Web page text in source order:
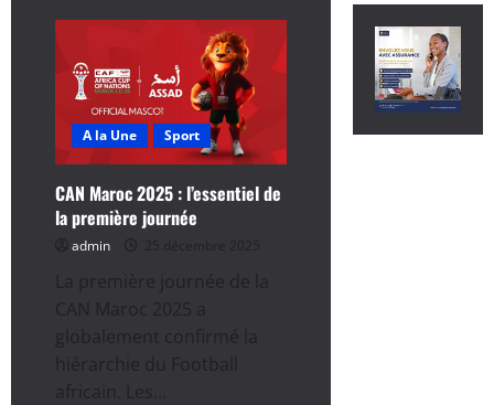
A la Une Sport
CAN Maroc 2025 : l’essentiel de
la première journée
admin 25 décembre 2025
La première journée de la
CAN Maroc 2025 a
globalement confirmé la
hiérarchie du Football
africain. Les...